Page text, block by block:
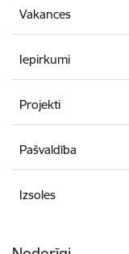
Vakances
Iepirkumi
Projekti
Pašvaldība
Izsoles